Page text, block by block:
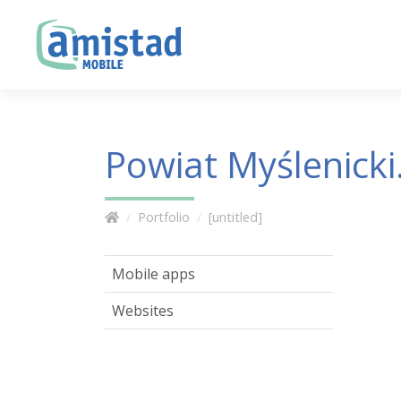
Powiat
Portfolio [untitled]
Mobile apps
Websites